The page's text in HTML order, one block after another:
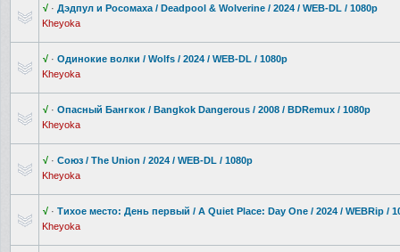
√ · Дэдпул и Росомаха / Deadpool & Wolverine / 2024 / WEB-DL / 1080p
Kheyoka
√ · Одинокие волки / Wolfs / 2024 / WEB-DL / 1080p
Kheyoka
√ · Опасный Бангкок / Bangkok Dangerous / 2008 / BDRemux / 1080p
Kheyoka
√ · Союз / The Union / 2024 / WEB-DL / 1080p
Kheyoka
√ · Тихое место: День первый / A Quiet Place: Day One / 2024 / WEBRip /
Kheyoka